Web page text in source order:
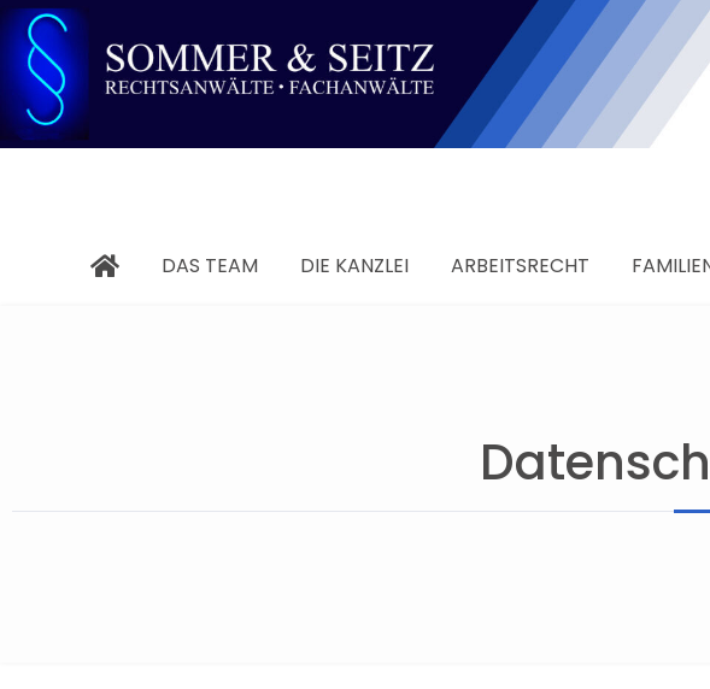
DAS TEAM DIE KANZLEI ARBEITSRECHT